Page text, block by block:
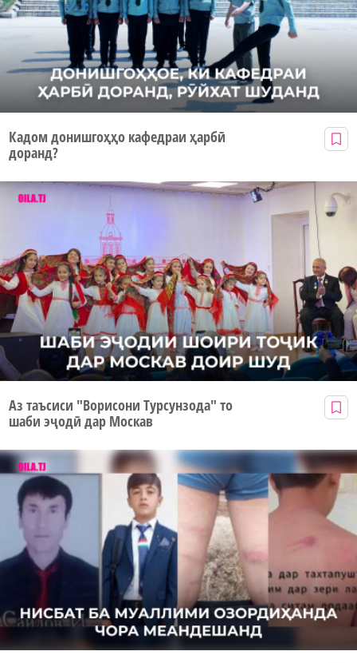
Кадом донишгоҳҳо кафедраи ҳарбӣ
доранд?
Аз таъсиси "Ворисони Турсунзода" то
шаби эҷодӣ дар Москав